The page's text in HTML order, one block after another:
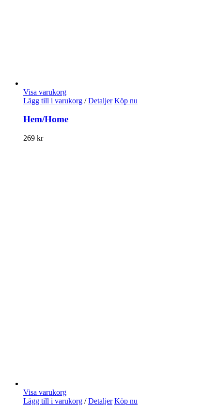
Visa varukorg
Lägg till i varukorg / Detaljer Köp nu
Hem/Home
269 kr
Visa varukorg
Lägg till i varukorg / Detaljer Köp nu